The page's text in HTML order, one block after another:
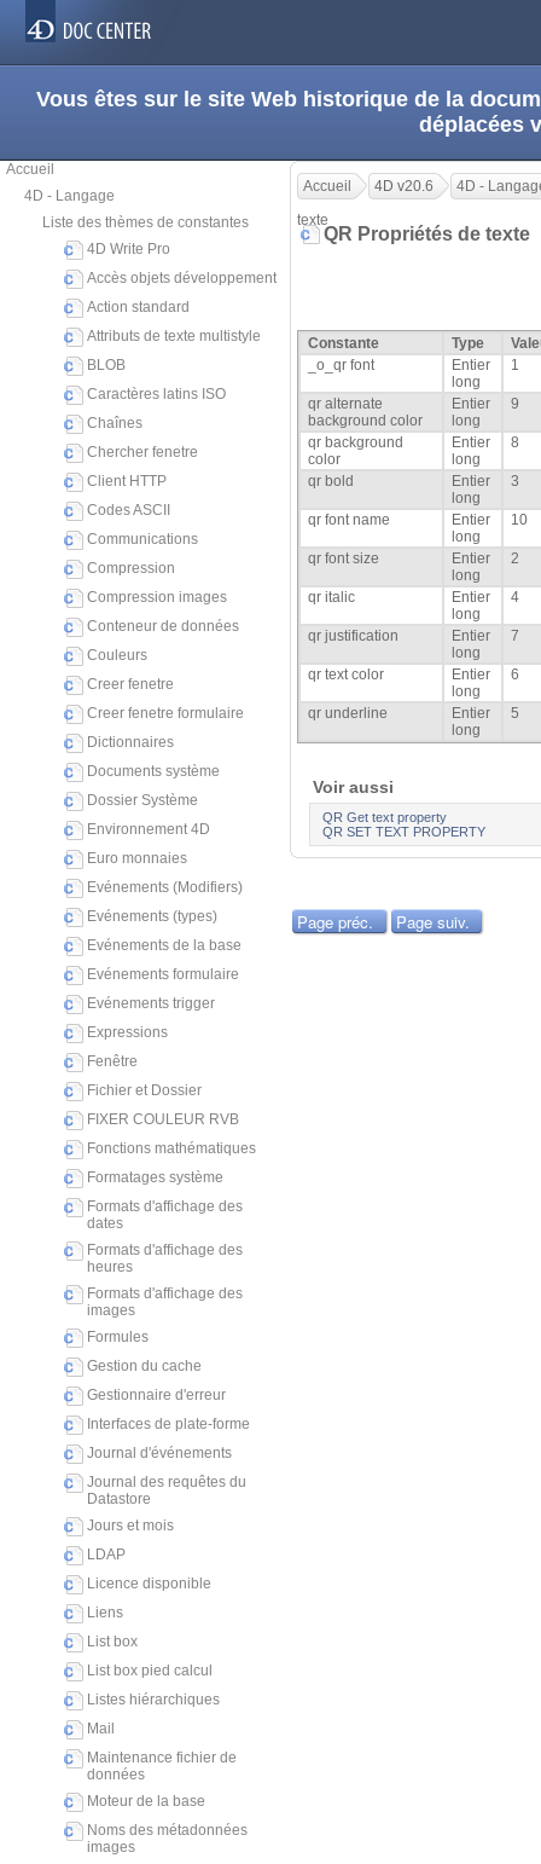
Vous êtes sur le site Web historique de la
déplacées
Accueil
4D - Langage
Liste des thèmes de constantes
4D Write Pro
Accès objets développement
Action standard
Attributs de texte multistyle
BLOB
Caractères latins ISO
Chaînes
Chercher fenetre
Client HTTP
Codes ASCII
Communications
Compression
Compression images
Conteneur de données
Couleurs
Creer fenetre
Creer fenetre formulaire
Dictionnaires
Documents système
Dossier Système
Environnement 4D
Euro monnaies
Evénements (Modifiers)
Evénements (types)
Evénements de la base
Evénements formulaire
Evénements trigger
Expressions
Fenêtre
Fichier et Dossier
FIXER COULEUR RVB
Fonctions mathématiques
Formatages système
Formats d'affichage des
dates
Formats d'affichage des
heures
Formats d'affichage des
images
Formules
Gestion du cache
Gestionnaire d'erreur
Interfaces de plate-forme
Journal d'événements
Journal des requêtes du
Datastore
Jours et mois
LDAP
Licence disponible
Liens
List box
List box pied calcul
Listes hiérarchiques
Mail
Maintenance fichier de
données
Moteur de la base
Noms des métadonnées
images
Accueil 4D v20.6
4D -
texte
QR Propriétés de texte
Constante Type
_o_qr font
Entier
long
1
qr alternate
background color
Entier
long
9
qr background
color
Entier
long
8
qr bold
Entier
long
3
qr font name
Entier
long
10
qr font size
Entier
long
2
qr italic
Entier
long
4
qr justification
Entier
long
7
qr text color
Entier
long
6
qr underline
Entier
long
5
Voir aussi
QR Get text property
QR SET TEXT PROPERTY
Page préc. Page suiv.